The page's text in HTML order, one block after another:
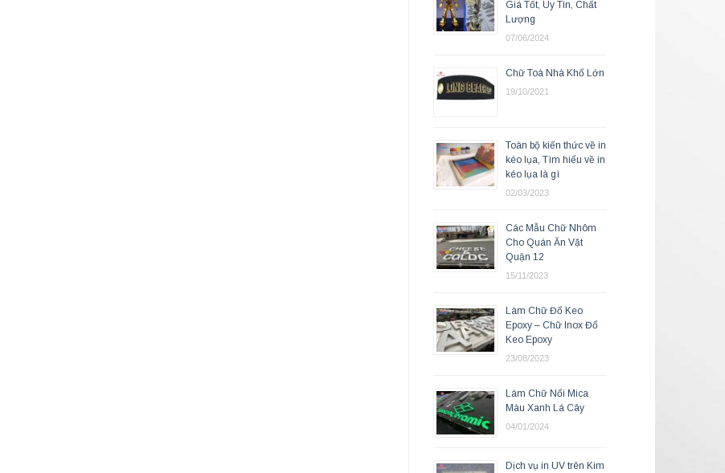
Giá Tốt, Uy Tín, Chất
Lượng
07/06/2024
Chữ Toà Nhà Khổ Lớn
19/10/2021
Toàn bộ kiến thức về in
kéo lụa, Tìm hiểu về in
kéo lụa là gì
02/03/2023
Các Mẫu Chữ Nhôm
Cho Quán Ăn Vặt
Quận 12
15/11/2023
Làm Chữ Đổ Keo
Epoxy – Chữ Inox Đổ
Keo Epoxy
23/08/2023
Làm Chữ Nổi Mica
Màu Xanh Lá Cây
04/01/2024
Dịch vụ in UV trên Kim